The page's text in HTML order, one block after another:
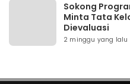
Sokong
Minta Tata
Dievaluasi
2 minggu yang lalu